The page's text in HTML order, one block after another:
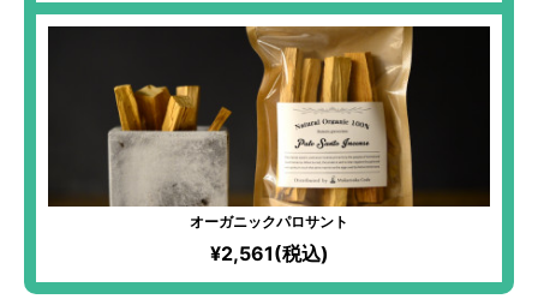
オーガニックパロサント
¥2,561(税込)